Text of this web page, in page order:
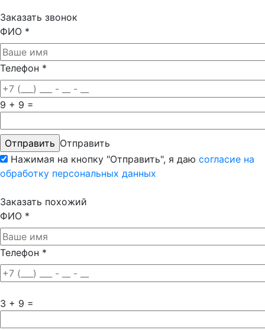
Заказать звонок
ФИО *
Телефон *
9 + 9 =
Отправить
Нажимая на кнопку "Отправить", я даю согласие на
обработку персональных данных
Заказать похожий
ФИО *
Телефон *
3 + 9 =